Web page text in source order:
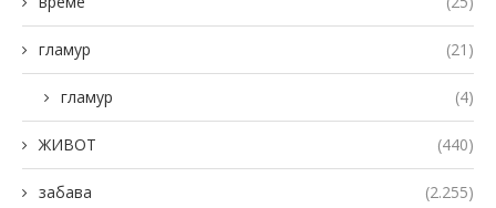
гламур (21)
гламур (4)
ЖИВОТ (440)
забава (2.255)